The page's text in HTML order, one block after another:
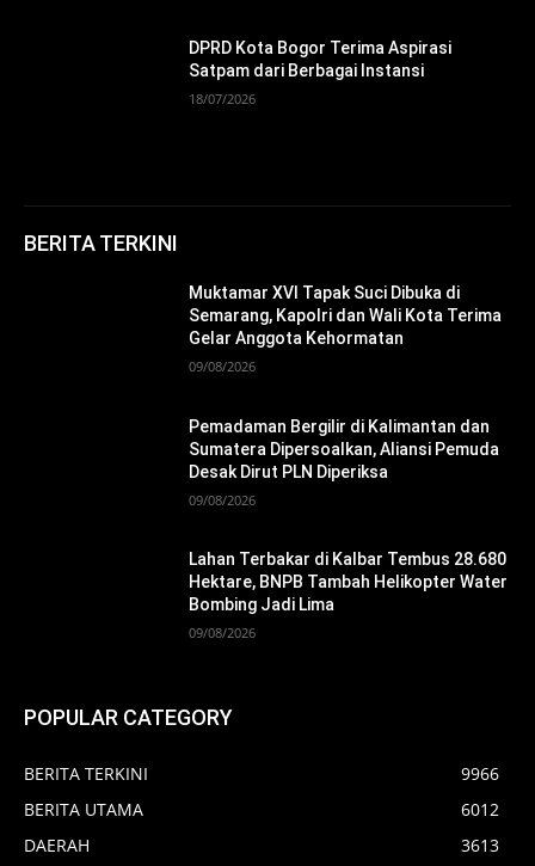
DPRD Kota Bogor Terima Aspirasi
Satpam dari Berbagai Instansi
18/07/2026
BERITA TERKINI
Muktamar XVI Tapak Suci Dibuka di
Semarang, Kapolri dan Wali Kota Terima
Gelar Anggota Kehormatan
09/08/2026
Pemadaman Bergilir di Kalimantan dan
Sumatera Dipersoalkan, Aliansi Pemuda
Desak Dirut PLN Diperiksa
09/08/2026
Lahan Terbakar di Kalbar Tembus 28.680
Hektare, BNPB Tambah Helikopter Water
Bombing Jadi Lima
09/08/2026
POPULAR CATEGORY
BERITA TERKINI
9966
BERITA UTAMA
6012
DAERAH
3613